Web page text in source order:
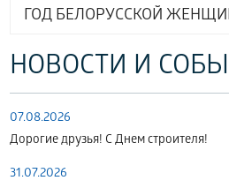
ГОД БЕЛОРУССКОЙ
НОВОСТИ И
07.08.2026
Дорогие друзья! С Днем строителя!
31.07.2026